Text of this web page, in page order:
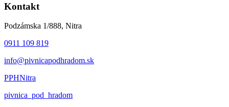
Kontakt
Podzámska 1/888, Nitra
0911 109 819
info@pivnicapodhradom.sk
PPHNitra
pivnica_pod_hradom